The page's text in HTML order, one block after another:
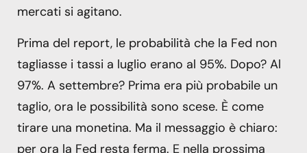
mercati si agitano.
Prima del report, le probabilità che la Fed non
tagliasse i tassi a luglio erano al 95%. Dopo? Al
97%. A settembre? Prima era più probabile un
taglio, ora le possibilità sono scese. È come
tirare una monetina. Ma il messaggio è chiaro:
per ora la Fed resta ferma. E nella prossima